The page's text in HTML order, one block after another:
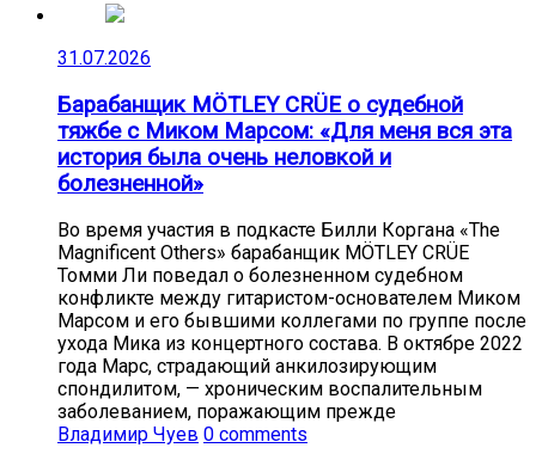
31.07.2026
Барабанщик MÖTLEY CRÜE о судебной
тяжбе с Миком Марсом: «Для меня вся эта
история была очень неловкой и
болезненной»
Во время участия в подкасте Билли Коргана «The
Magnificent Others» барабанщик MÖTLEY CRÜE
Томми Ли поведал о болезненном судебном
конфликте между гитаристом-основателем Миком
Марсом и его бывшими коллегами по группе после
ухода Мика из концертного состава. В октябре 2022
года Марс, страдающий анкилозирующим
спондилитом, — хроническим воспалительным
заболеванием, поражающим прежде
Владимир Чуев 0 comments